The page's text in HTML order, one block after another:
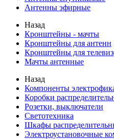
Антенны эфирные
Назад
Кронштейны - мачты
Кронштейны для антенн
Кронштейны для
Мачты антенные
Назад
Компоненты
Коробки
Розетки, выключатели
Светотехника
Шкафы
Электроустановочные